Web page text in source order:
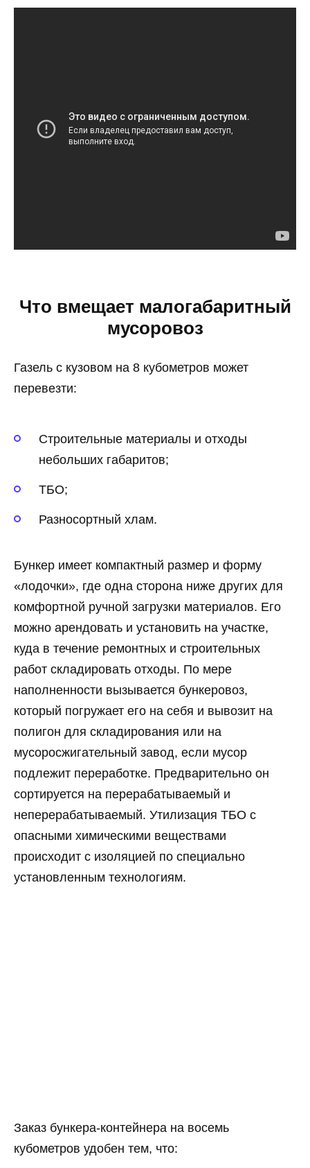
Что вмещает малогабаритный
мусоровоз
Газель с кузовом на 8 кубометров может
перевезти:
Строительные материалы и отходы
небольших габаритов;
ТБО;
Разносортный хлам.
Бункер имеет компактный размер и форму
«лодочки», где одна сторона ниже других для
комфортной ручной загрузки материалов. Его
можно арендовать и установить на участке,
куда в течение ремонтных и строительных
работ складировать отходы. По мере
наполненности вызывается бункеровоз,
который погружает его на себя и вывозит на
полигон для складирования или на
мусоросжигательный завод, если мусор
подлежит переработке. Предварительно он
сортируется на перерабатываемый и
неперерабатываемый. Утилизация ТБО с
опасными химическими веществами
происходит с изоляцией по специально
установленным технологиям.
Заказ бункера-контейнера на восемь
кубометров удобен тем, что: